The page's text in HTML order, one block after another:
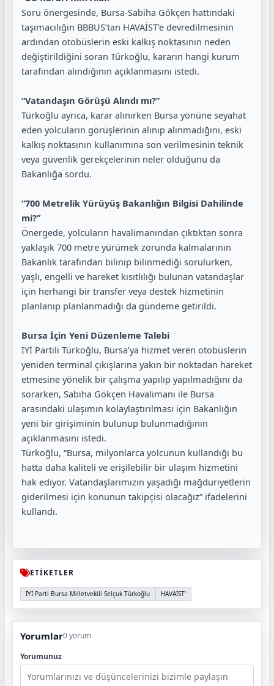
Soru önergesinde, Bursa-Sabiha Gökçen hattındaki
taşımacılığın BBBUS’tan HAVAİST’e devredilmesinin
ardından otobüslerin eski kalkış noktasının neden
değiştirildiğini soran Türkoğlu, kararın hangi kurum
tarafından alındığının açıklanmasını istedi.
“Vatandaşın Görüşü Alındı mı?”
Türkoğlu ayrıca, karar alınırken Bursa yönüne seyahat
eden yolcuların görüşlerinin alınıp alınmadığını, eski
kalkış noktasının kullanımına son verilmesinin teknik
veya güvenlik gerekçelerinin neler olduğunu da
Bakanlığa sordu.
“700 Metrelik Yürüyüş Bakanlığın Bilgisi Dahilinde
mi?”
Önergede, yolcuların havalimanından çıktıktan sonra
yaklaşık 700 metre yürümek zorunda kalmalarının
Bakanlık tarafından bilinip bilinmediği sorulurken,
yaşlı, engelli ve hareket kısıtlılığı bulunan vatandaşlar
için herhangi bir transfer veya destek hizmetinin
planlanıp planlanmadığı da gündeme getirildi.
Bursa İçin Yeni Düzenleme Talebi
İYİ Partili Türkoğlu, Bursa’ya hizmet veren otobüslerin
yeniden terminal çıkışlarına yakın bir noktadan hareket
etmesine yönelik bir çalışma yapılıp yapılmadığını da
sorarken, Sabiha Gökçen Havalimanı ile Bursa
arasındaki ulaşımın kolaylaştırılması için Bakanlığın
yeni bir girişiminin bulunup bulunmadığının
açıklanmasını istedi.
Türkoğlu, “Bursa, milyonlarca yolcunun kullandığı bu
hatta daha kaliteli ve erişilebilir bir ulaşım hizmetini
hak ediyor. Vatandaşlarımızın yaşadığı mağduriyetlerin
giderilmesi için konunun takipçisi olacağız” ifadelerini
kullandı.
ETİKETLER
İYİ Parti Bursa Milletvekili Selçuk Türkoğlu HAVAİST’
Yorumlar0 yorum
Yorumunuz